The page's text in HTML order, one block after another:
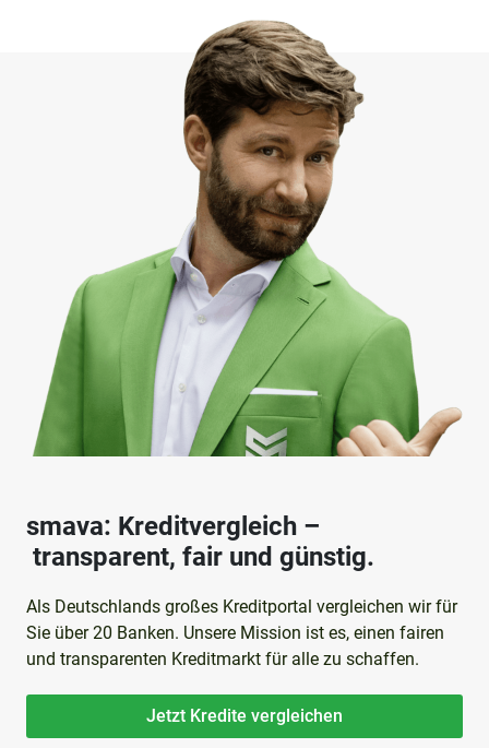
smava: Kreditvergleich –
transparent, fair und günstig.
Als Deutschlands großes Kreditportal vergleichen wir für
Sie über 20 Banken. Unsere Mission ist es, einen fairen
und transparenten Kreditmarkt für alle zu schaffen.
Jetzt Kredite vergleichen